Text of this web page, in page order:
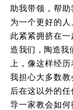
助我带领，帮
为一个更好的
此紧紧拥挤在
造我们，陶造
上，像这样经历
我担心大多数
后在这以外的
导一家教会如